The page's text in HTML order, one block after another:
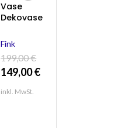
Vase
Dekovase
silber
40 cm von
Fink
Fink
199,00€
149,00€
inkl. MwSt.